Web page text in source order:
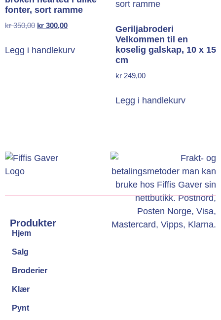
fonter, sort ramme
kr350,00 kr 300,00
Legg i handlekurv
Geriljabroderi
Velkommen til en
koselig galskap, 10 x 15
cm
kr 249,00
Legg i handlekurv
Produkter
Hjem
Salg
Broderier
Klær
Pynt